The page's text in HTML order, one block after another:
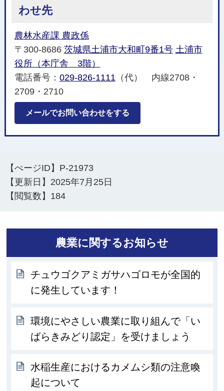
わせ先
農林水産課 農政係
〒300-8686 茨城県土浦市大和町9番1号 土浦市
役所（本庁舎 3階）
電話番号： 029-826-1111（代） 内線2708・
2709・2710
メールでお問い合わせをする
【ぺージID】 P-21973
【更新日】 2025年7月25日
【閲覧数】 184
農業に関するお知らせ
チュウゴクアミガサハゴロモが全国的
に発生しています！
環境にやさしい農業に取り組んで「い
ばらきみどり認定」を受けましょう
水稲生産におけるカメムシ類の注意喚
起について